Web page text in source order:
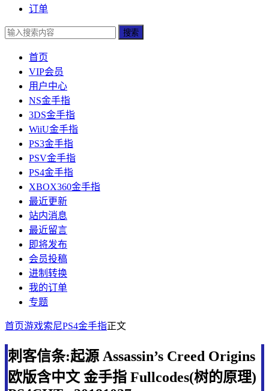
订单
搜索
首页
VIP会员
用户中心
NS金手指
3DS金手指
WiiU金手指
PS3金手指
PSV金手指
PS4金手指
XBOX360金手指
最近更新
站内消息
最近留言
即将发布
会员投稿
进制转换
我的订单
专题
首页游戏索尼PS4金手指正文
刺客信条:起源 Assassin’s Creed Origins
欧版含中文 金手指 Fullcodes(树的原理)